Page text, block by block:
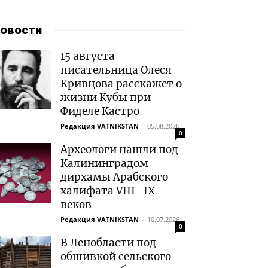
15 августа
писательница Олеся
Кривцова расскажет о
жизни Кубы при
Фиделе Кастро
Редакция VATNIKSTAN - 05.08.2026
0
Археологи нашли под
Калининградом
дирхамы Арабского
халифата VIII–IX
веков
Редакция VATNIKSTAN - 10.07.2026
0
В Ленобласти под
обшивкой сельского